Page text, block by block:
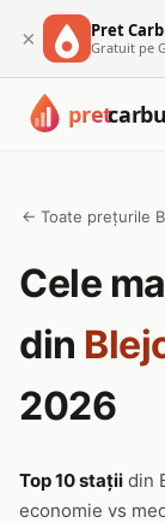
× Pret
Gratuit pe
← Toate prețurile
Cele
din
2026
Top 10 stații din
economie vs